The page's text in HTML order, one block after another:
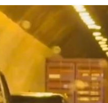
播中
時直播 15:27
台線上直播 18:00
導入智慧營運系統提升